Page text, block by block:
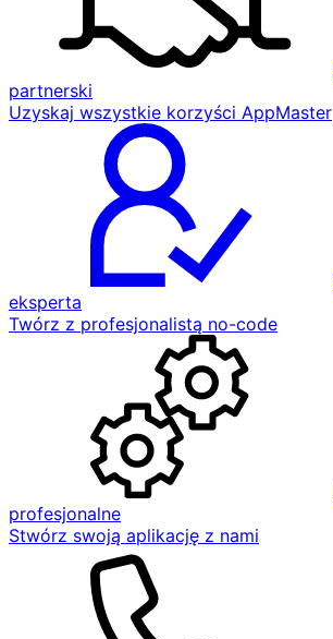
partnerski
Uzyskaj wszystkie korzyści AppMaster
eksperta
Twórz z profesjonalistą no-code
profesjonalne
Stwórz swoją aplikację z nami